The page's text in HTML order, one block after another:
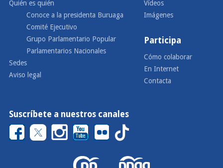
Quién es quién
Conoce a la presidenta Buruaga
Comité Ejecutivo
Grupo Parlamentario Popular
Parlamentarios Nacionales
Sedes
Aviso legal
Vídeos
Imágenes
Participa
Cómo colaborar
En Internet
Contacta
Suscríbete a nuestros canales